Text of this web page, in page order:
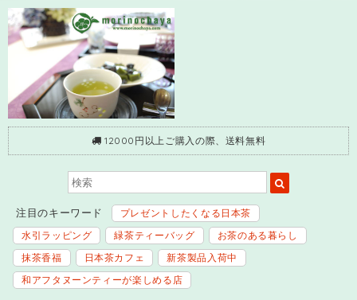
12000円以上ご購入の際、送料無料
注目のキーワード
プレゼントしたくなる日本茶
水引ラッピング
緑茶ティーバッグ
お茶のある暮らし
抹茶香福
日本茶カフェ
新茶製品入荷中
和アフタヌーンティーが楽しめる店